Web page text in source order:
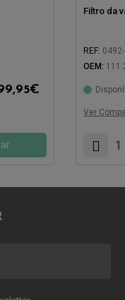
€
Filtro da
REF:
OEM: 111
Ver